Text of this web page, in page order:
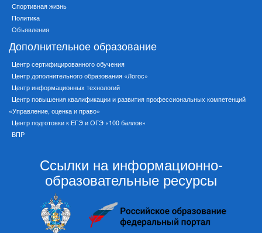
Спортивная жизнь
Политика
Объявления
Дополнительное образование
Центр сертифицированного обучения
Центр дополнительного образования «Логос»
Центр информационных технологий
Центр повышения квалификации и развития профессиональных компетенций
«Управление, оценка и право»
Центр подготовки к ЕГЭ и ОГЭ «100 баллов»
ВПР
Ссылки на информационно-
образовательные ресурсы